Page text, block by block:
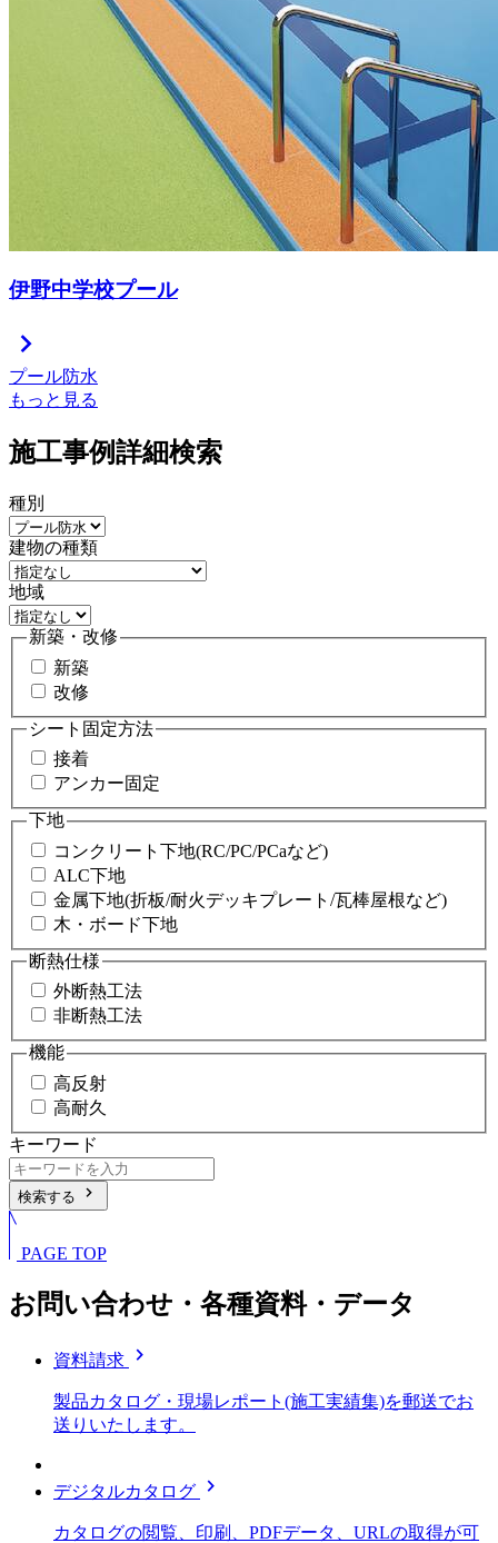
伊野中学校プール
chevron_right
プール防水
もっと見る
施工事例詳細検索
種別
建物の種類
地域
新築・改修
新築
改修
シート固定方法
接着
アンカー固定
下地
コンクリート下地(RC/PC/PCaなど)
ALC下地
金属下地(折板/耐火デッキプレート/瓦棒屋根など)
木・ボード下地
断熱仕様
外断熱工法
非断熱工法
機能
高反射
高耐久
キーワード
検索する chevron_right
PAGE TOP
お問い合わせ・各種資料・データ
資料請求 chevron_right
製品カタログ・現場レポート(施工実績集)を郵送でお
送りいたします。
デジタルカタログ chevron_right
カタログの閲覧、印刷、PDFデータ、URLの取得が可